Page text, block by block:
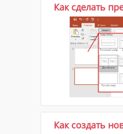
Как сделать
Как создать